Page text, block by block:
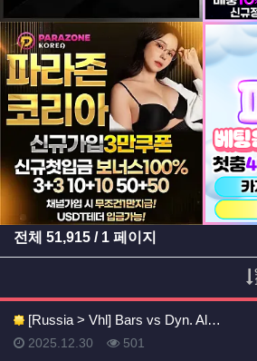
등록일
등록일
전체 51,915 / 1 페이지
[Russia > Vhl] Bars vs Dyn. Al…
등록일
2025.12.30 조회
501